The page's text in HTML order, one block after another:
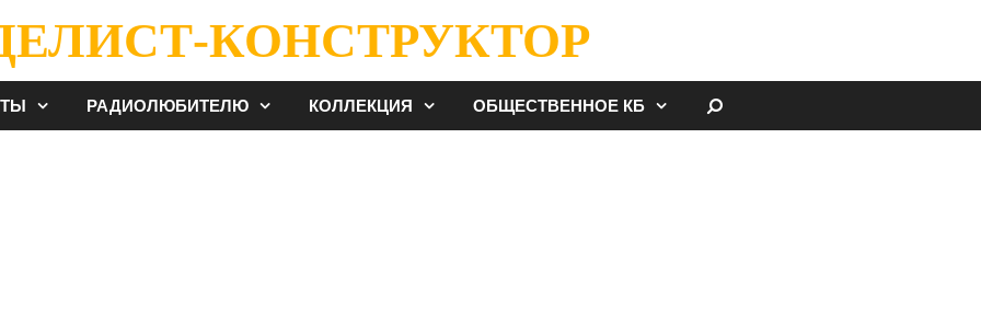
КОНСТРУКТОР
РАДИОЛЮБИТЕЛЮ КОЛЛЕКЦИЯ ОБЩЕСТВЕННОЕ КБ